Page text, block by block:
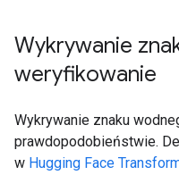
Wykrywanie
weryfikowanie
Wykrywanie znaku
prawdopodobieństwie.
w Hugging Face